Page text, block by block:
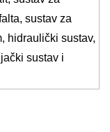
sustav za
hidraulički sustav,
sustav i